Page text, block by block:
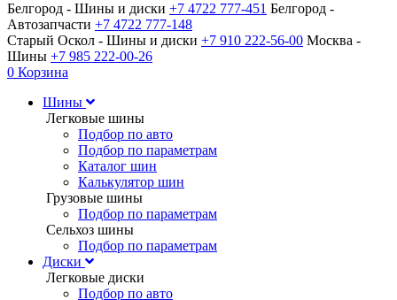
Белгород - Шины и диски +7 4722 777-451 Белгород -
Автозапчасти +7 4722 777-148
Старый Оскол - Шины и диски +7 910 222-56-00 Москва -
Шины +7 985 222-00-26
0 Корзина
Шины
Легковые шины
Подбор по авто
Подбор по параметрам
Каталог шин
Калькулятор шин
Грузовые шины
Подбор по параметрам
Сельхоз шины
Подбор по параметрам
Диски
Легковые диски
Подбор по авто